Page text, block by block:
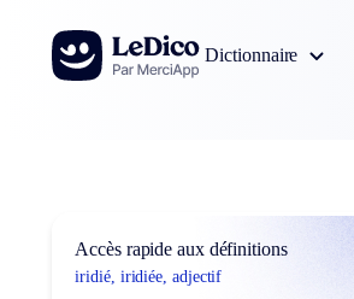
Aller au contenu
Dictionnaire
Accès rapide aux définitions
iridié, iridiée, adjectif